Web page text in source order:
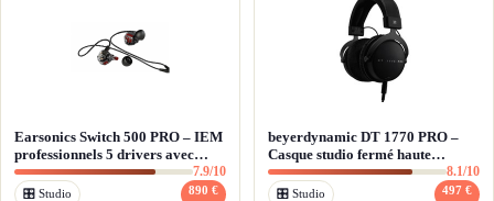
Earsonics Switch 500 PRO – IEM
professionnels 5 drivers avec
sélecteur 3 modes
7.9/10
🎛 Studio 890 €
beyerdynamic DT 1770 PRO –
Casque studio fermé haute
précision Tesla
8.1/10
🎛 Studio 497 €